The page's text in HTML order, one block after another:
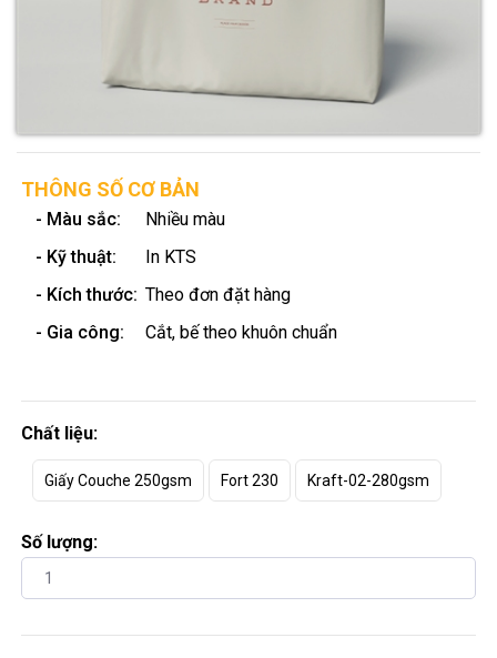
THÔNG SỐ CƠ BẢN
- Màu sắc:
Nhiều màu
- Kỹ thuật:
In KTS
- Kích thước: Theo đơn đặt hàng
- Gia công:
Cắt, bế theo khuôn chuẩn
Chất liệu:
Giấy Couche 250gsm Fort 230 Kraft-02-280gsm
Số lượng: